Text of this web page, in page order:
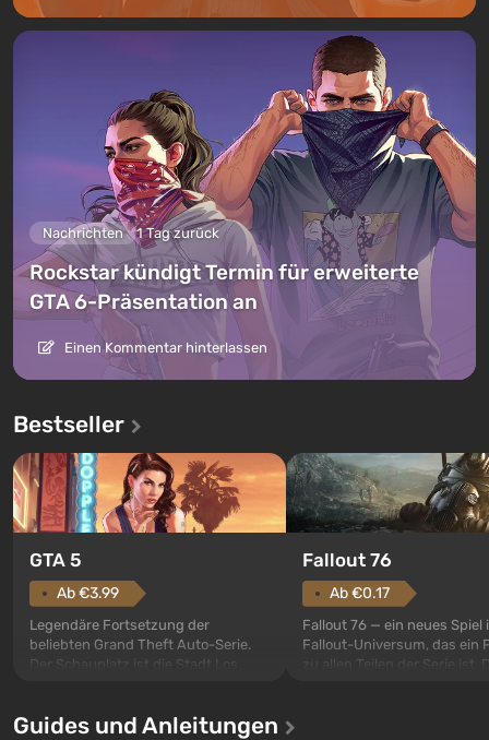
Nachrichten 1 Tag zurück
Rockstar kündigt Termin für erweiterte
GTA 6-Präsentation an
Einen Kommentar hinterlassen
Bestseller
GTA 5
Ab €3.99
Legendäre Fortsetzung der
beliebten Grand Theft Auto-Serie.
Der Schauplatz ist die Stadt Los
ersten Mal erzählt das Spiel die
Fallout 76
Ab €0.17
Fallout 76 — ein neues Spiel
Fallout-Universum, das ein
zu allen Teilen der Serie ist.
Guides und Anleitungen